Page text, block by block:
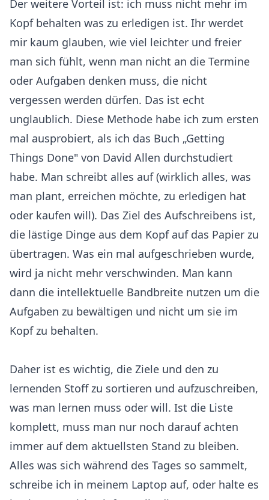
Der weitere Vorteil ist: ich muss nicht mehr im
Kopf behalten was zu erledigen ist. Ihr werdet
mir kaum glauben, wie viel leichter und freier
man sich fühlt, wenn man nicht an die Termine
oder Aufgaben denken muss, die nicht
vergessen werden dürfen. Das ist echt
unglaublich. Diese Methode habe ich zum ersten
mal ausprobiert, als ich das Buch „Getting
Things Done" von David Allen durchstudiert
habe. Man schreibt alles auf (wirklich alles, was
man plant, erreichen möchte, zu erledigen hat
oder kaufen will). Das Ziel des Aufschreibens ist,
die lästige Dinge aus dem Kopf auf das Papier zu
übertragen. Was ein mal aufgeschrieben wurde,
wird ja nicht mehr verschwinden. Man kann
dann die intellektuelle Bandbreite nutzen um die
Aufgaben zu bewältigen und nicht um sie im
Kopf zu behalten.
Daher ist es wichtig, die Ziele und den zu
lernenden Stoff zu sortieren und aufzuschreiben,
was man lernen muss oder will. Ist die Liste
komplett, muss man nur noch darauf achten
immer auf dem aktuellsten Stand zu bleiben.
Alles was sich während des Tages so sammelt,
schreibe ich in meinem Laptop auf, oder halte es